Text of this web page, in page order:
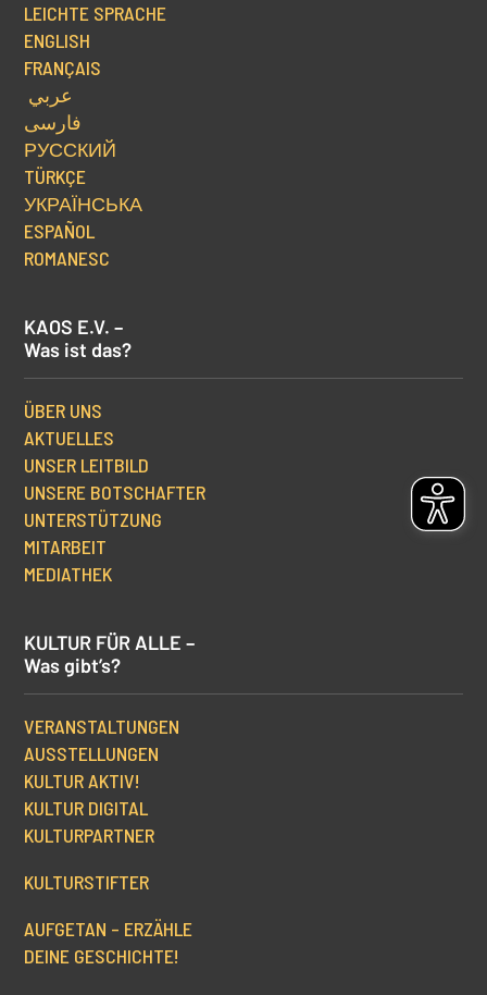
LEICHTE SPRACHE
ENGLISH
FRANÇAIS
عربي
فارسی
РУССКИЙ
TÜRKÇE
УКРАЇНСЬКА
ESPAÑOL
ROMANESC
KAOS E.V. –
Was ist das?
ÜBER UNS
AKTUELLES
UNSER LEITBILD
UNSERE BOTSCHAFTER
UNTERSTÜTZUNG
MITARBEIT
MEDIATHEK
KULTUR FÜR ALLE –
Was gibt’s?
VERANSTALTUNGEN
AUSSTELLUNGEN
KULTUR AKTIV!
KULTUR DIGITAL
KULTURPARTNER
KULTURSTIFTER
AUFGETAN – ERZÄHLE
DEINE GESCHICHTE!